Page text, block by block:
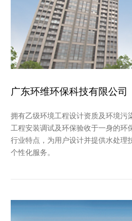
广东环维环保科技有限公司
拥有乙级环境工程设计资质及环境污
工程安装调试及环保验收于一身的环
行业特点，为用户设计并提供水处理
个性化服务。